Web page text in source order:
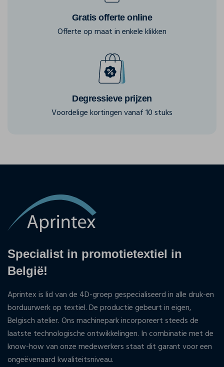
Gratis offerte online
Offerte op maat in enkele klikken
Degressieve prijzen
Voordelige kortingen vanaf 10 stuks
Specialist in promotietextiel in
België!
Aprintex is lid van de 4D-groep gespecialiseerd in alle druk-en
borduurwerk op textiel. De productie gebeurt in eigen,
Belgisch atelier. Ons machinepark incorporeert steeds de
laatste technologische ontwikkelingen. In combinatie met de
know-how van onze medewerkers staat dit garant voor een
ongeëvenaard kwaliteitsniveau.